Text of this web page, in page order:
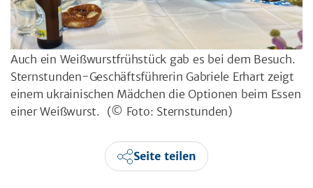
Auch ein Weißwurstfrühstück gab es bei dem Besuch.
Sternstunden-Geschäftsführerin Gabriele Erhart zeigt
einem ukrainischen Mädchen die Optionen beim Essen
einer Weißwurst. (© Foto: Sternstunden)
Seite teilen